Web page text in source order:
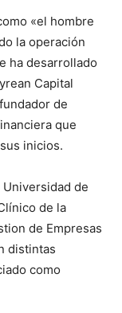
«el hombre
la operación
ha desarrollado
Capital
de
que
inicios.
de
de la
de Empresas
distintas
como